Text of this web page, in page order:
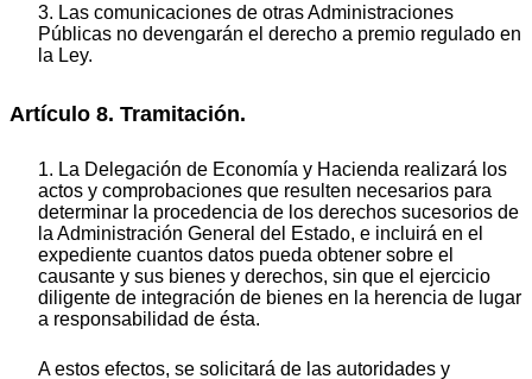
3. Las comunicaciones de otras Administraciones
Públicas no devengarán el derecho a premio regulado en
la Ley.
Artículo 8. Tramitación.
1. La Delegación de Economía y Hacienda realizará los
actos y comprobaciones que resulten necesarios para
determinar la procedencia de los derechos sucesorios de
la Administración General del Estado, e incluirá en el
expediente cuantos datos pueda obtener sobre el
causante y sus bienes y derechos, sin que el ejercicio
diligente de integración de bienes en la herencia de lugar
a responsabilidad de ésta.
A estos efectos, se solicitará de las autoridades y